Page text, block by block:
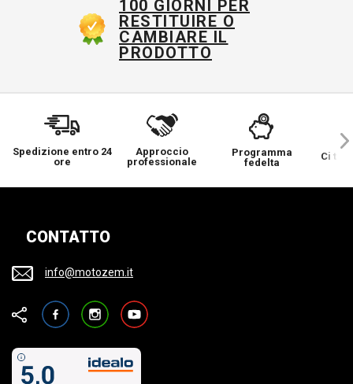
100 GIORNI PER
RESTITUIRE O
CAMBIARE IL
PRODOTTO
Spedizione entro 24
ore
Approccio
professionale
Programma
fedelta
Ci
CONTATTO
info@motozem.it
FacebookInstagramYouTube